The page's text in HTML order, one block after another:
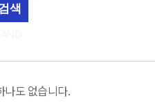
색
나도 없습니다.